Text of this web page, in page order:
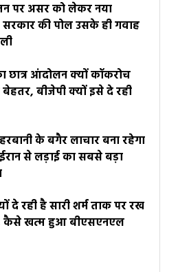
पर असर को लेकर नया
की पोल उसके ही गवाह
छात्र आंदोलन क्यों कॉकरोच
बेहतर, बीजेपी क्यों इसे दे रही
के बगैर लाचार बना रहेगा
से लड़ाई का सबसे बड़ा
दे रही है सारी शर्म ताक पर रख
कैसे खत्म हुआ बीएसएनएल